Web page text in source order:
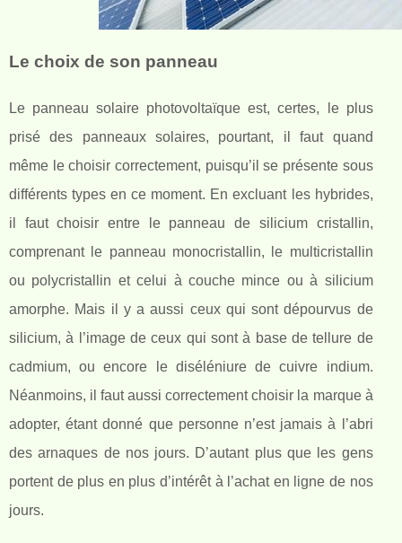
Le choix de son panneau
Le panneau solaire photovoltaïque est, certes, le plus
prisé des panneaux solaires, pourtant, il faut quand
même le choisir correctement, puisqu’il se présente sous
différents types en ce moment. En excluant les hybrides,
il faut choisir entre le panneau de silicium cristallin,
comprenant le panneau monocristallin, le multicristallin
ou polycristallin et celui à couche mince ou à silicium
amorphe. Mais il y a aussi ceux qui sont dépourvus de
silicium, à l’image de ceux qui sont à base de tellure de
cadmium, ou encore le diséléniure de cuivre indium.
Néanmoins, il faut aussi correctement choisir la marque à
adopter, étant donné que personne n’est jamais à l’abri
des arnaques de nos jours. D’autant plus que les gens
portent de plus en plus d’intérêt à l’achat en ligne de nos
jours.